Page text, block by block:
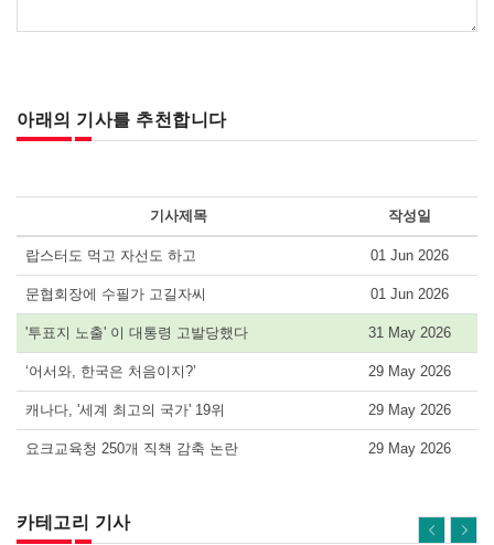
아래의 기사를 추천합니다
기사제목 작성일
랍스터도 먹고 자선도 하고 01 Jun 2026
문협회장에 수필가 고길자씨 01 Jun 2026
'투표지 노출' 이 대통령 고발당했다 31 May 2026
‘어서와, 한국은 처음이지?’ 29 May 2026
캐나다, '세계 최고의 국가' 19위 29 May 2026
요크교육청 250개 직책 감축 논란 29 May 2026
카테고리 기사